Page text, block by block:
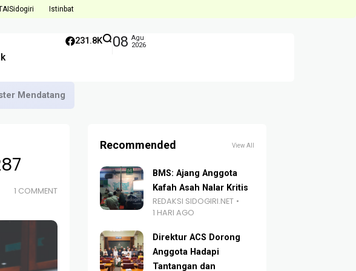
Istinbat
231.8K 08 Agu
2026
Mendatang
1 COMMENT
Recommended View All
BMS: Ajang Anggota
Kafah Asah Nalar Kritis
REDAKSI SIDOGIRI.NET
1 HARI AGO
Direktur ACS Dorong
Anggota Hadapi
Tantangan dan